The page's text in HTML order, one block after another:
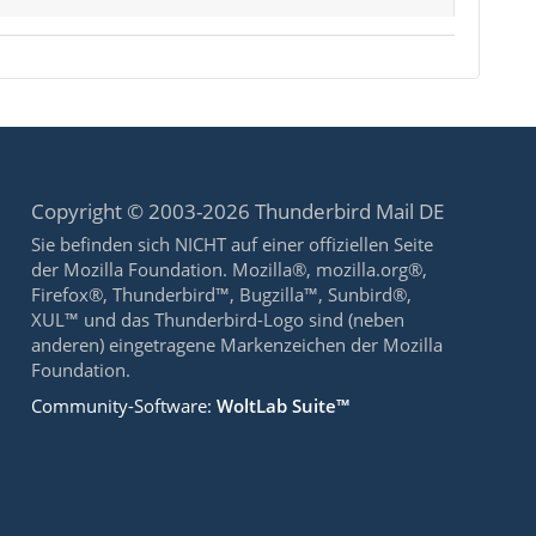
Copyright © 2003-2026 Thunderbird Mail DE
Sie befinden sich NICHT auf einer offiziellen Seite
der Mozilla Foundation. Mozilla®, mozilla.org®,
Firefox®, Thunderbird™, Bugzilla™, Sunbird®,
XUL™ und das Thunderbird-Logo sind (neben
anderen) eingetragene Markenzeichen der Mozilla
Foundation.
Community-Software:WoltLab Suite™